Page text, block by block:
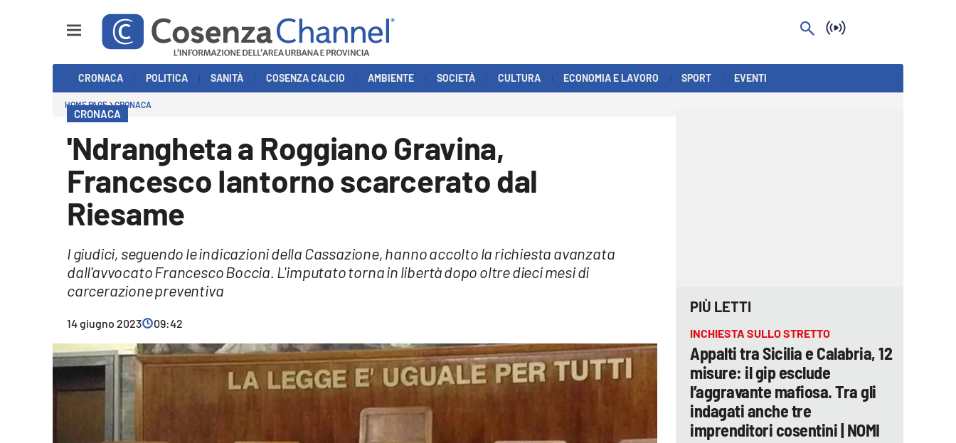
Economia e Lavoro
CRONACA POLITICA SANITÀ COSENZA CALCIO AMBIENTE SOCIETÀ CULTURA ECONOMIA E LAVORO SPORT EVENTI
HOME PAGE CRONACA
CRONACA
'Ndrangheta a Roggiano Gravina,
Francesco Iantorno scarcerato dal
Riesame
I giudici, seguendo le indicazioni della Cassazione, hanno accolto la richiesta avanzata
dall'avvocato Francesco Boccia. L'imputato torna in libertà dopo oltre dieci mesi di
carcerazione preventiva
14 giugno 2023 09:42
PIÙ LETTI
INCHIESTA SULLO STRETTO
Appalti tra Sicilia e Calabria, 12
misure: il gip esclude
l’aggravante mafiosa. Tra gli
indagati anche tre
imprenditori cosentini | NOMI